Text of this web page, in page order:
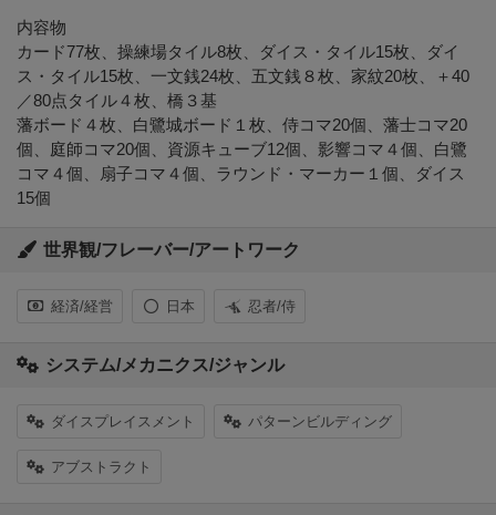
内容物
カード77枚、操練場タイル8枚、ダイス・タイル15枚、ダイ
ス・タイル15枚、一文銭24枚、五文銭８枚、家紋20枚、＋40
／80点タイル４枚、橋３基
藩ボード４枚、白鷺城ボード１枚、侍コマ20個、藩士コマ20
個、庭師コマ20個、資源キューブ12個、影響コマ４個、白鷺
コマ４個、扇子コマ４個、ラウンド・マーカー１個、ダイス
15個
世界観/フレーバー/アートワーク
経済/経営 日本 忍者/侍
システム/メカニクス/ジャンル
ダイスプレイスメント パターンビルディング
アブストラクト